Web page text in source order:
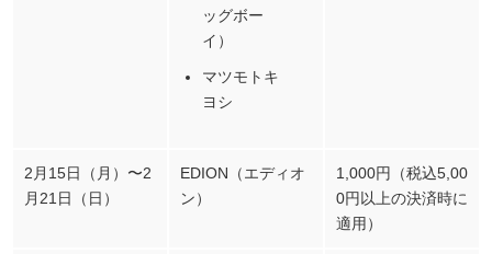
ッグボー
イ）
マツモトキ
ヨシ
2月15日（月）〜2
月21日（日）
EDION（エディオ
ン）
1,000円（税込5,00
0円以上の決済時に
適用）